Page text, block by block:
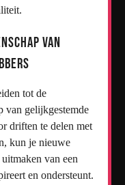
van
tot de
van gelijkgestemde
driften te delen met
kun je nieuwe
van een
en ondersteunt.